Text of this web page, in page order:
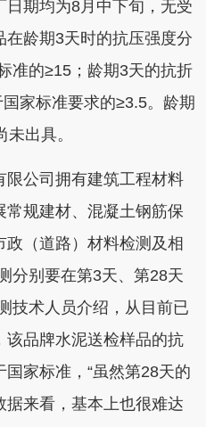
期均为8月中下旬，无受
龄期3天时的抗压强度分
准的≥15；龄期3天的抗折
家标准要求的≥3.5。龄期
出具。
公司拥有建筑工程材料
常规建材、混凝土钢筋保
（道路）材料检测及相
分别要在第3天、第28天
技术人员介绍，从目前已
该品牌水泥送检样品的抗
家标准，“虽然第28天的
来看，基本上也很难达